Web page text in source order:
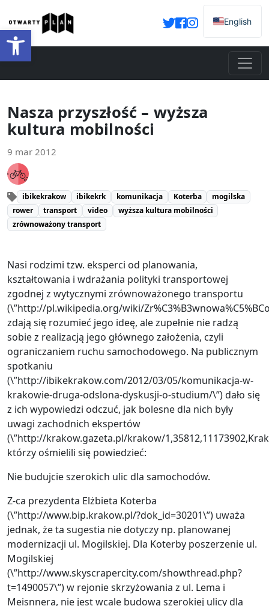
Otwórz pasek narzędzi
English
Nasza przyszłość – wyższa
kultura mobilności
9 mar 2012
ibikekrakow ibikekrk komunikacja Koterba
mogilska
rower
transport video
wyższa kultura mobilności
zrównoważony transport
Nasi rodzimi tzw. eksperci od planowania,
kształtowania i wdrażania polityki transportowej
zgodnej z wytycznymi zrównoważonego transportu
(\”http://pl.wikipedia.org/wiki/
zdają się rozumieć jego ideę, ale zupełnie nie radzą
sobie z realizacją jego głównego założenia, czyli
ograniczaniem ruchu samochodowego. Na publicznym
spotkaniu
(\”http://ibikekrakow.com/2012/03/05/komunikacja-w-
krakowie-druga-odslona-dyskusji-o-studium/\”) dało się
z ich wypowiedzi odczuć, jak bolesne dla nich były
uwagi zachodnich ekspertów
(\”http://krakow.gazeta.pl/krakow/
którzy ośmielili się powiedzieć:
Nie budujcie szerokich ulic dla samochodów.
Z-ca prezydenta Elżbieta Koterba
(\”http://www.bip.krakow.pl/?dok_id=30201\”) uważa
jednak, że ta sugestia nie dotyczy np. planowanej
modernizacji ul. Mogilskiej. Dla Koterby poszerzenie ul.
Mogilskiej
(\”http://www.skyscrapercity.com/showthread.php?
t=1490057\”) w rejonie skrzyżowania z ul. Lema i
Meisnnera, nie jest wcale budową szerokiej ulicy dla